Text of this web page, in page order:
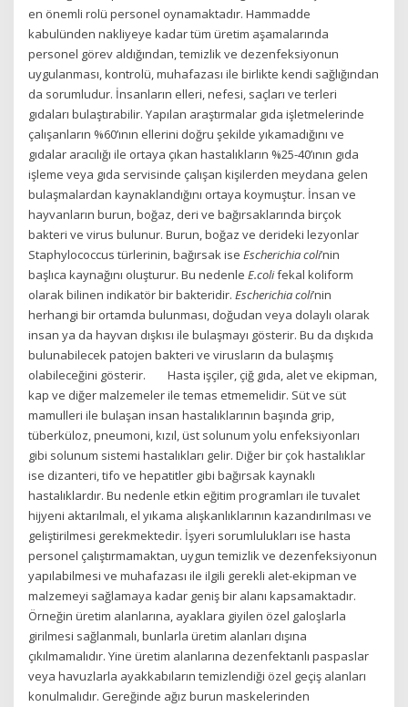
en önemli rolü personel oynamaktadır. Hammadde
kabulünden nakliyeye kadar tüm üretim aşamalarında
personel görev aldığından, temizlik ve dezenfeksiyonun
uygulanması, kontrolü, muhafazası ile birlikte kendi sağlığından
da sorumludur. İnsanların elleri, nefesi, saçları ve terleri
gıdaları bulaştırabilir. Yapılan araştırmalar gıda işletmelerinde
çalışanların %60’ının ellerini doğru şekilde yıkamadığını ve
gıdalar aracılığı ile ortaya çıkan hastalıkların %25-40’ının gıda
işleme veya gıda servisinde çalışan kişilerden meydana gelen
bulaşmalardan kaynaklandığını ortaya koymuştur. İnsan ve
hayvanların burun, boğaz, deri ve bağırsaklarında birçok
bakteri ve virus bulunur. Burun, boğaz ve derideki lezyonlar
Staphylococcus türlerinin, bağırsak iseEscherichia coli’nin
başlıca kaynağını oluşturur. Bu nedenleE.colifekal koliform
olarak bilinen indikatör bir bakteridir.Escherichia coli’nin
herhangi bir ortamda bulunması, doğudan veya dolaylı olarak
insan ya da hayvan dışkısı ile bulaşmayı gösterir. Bu da dışkıda
bulunabilecek patojen bakteri ve virusların da bulaşmış
olabileceğini gösterir. Hasta işçiler, çiğ gıda, alet ve ekipman,
kap ve diğer malzemeler ile temas etmemelidir. Süt ve süt
mamulleri ile bulaşan insan hastalıklarının başında grip,
tüberküloz, pneumoni, kızıl, üst solunum yolu enfeksiyonları
gibi solunum sistemi hastalıkları gelir. Diğer bir çok hastalıklar
ise dizanteri, tifo ve hepatitler gibi bağırsak kaynaklı
hastalıklardır. Bu nedenle etkin eğitim programları ile tuvalet
hijyeni aktarılmalı, el yıkama alışkanlıklarının kazandırılması ve
geliştirilmesi gerekmektedir. İşyeri sorumlulukları ise hasta
personel çalıştırmamaktan, uygun temizlik ve dezenfeksiyonun
yapılabilmesi ve muhafazası ile ilgili gerekli alet-ekipman ve
malzemeyi sağlamaya kadar geniş bir alanı kapsamaktadır.
Örneğin üretim alanlarına, ayaklara giyilen özel galoşlarla
girilmesi sağlanmalı, bunlarla üretim alanları dışına
çıkılmamalıdır. Yine üretim alanlarına dezenfektanlı paspaslar
veya havuzlarla ayakkabıların temizlendiği özel geçiş alanları
konulmalıdır. Gereğinde ağız burun maskelerinden